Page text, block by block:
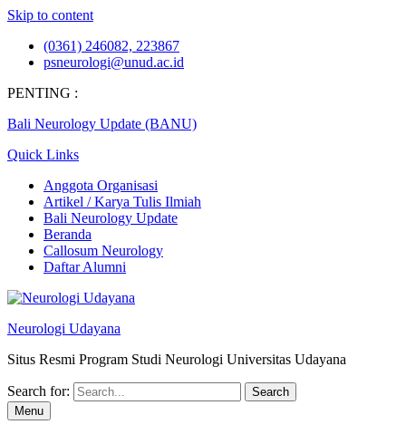
Skip to content
(0361) 246082, 223867
psneurologi@unud.ac.id
PENTING :
Bali Neurology Update (BANU)
Quick Links
Anggota Organisasi
Artikel / Karya Tulis Ilmiah
Bali Neurology Update
Beranda
Callosum Neurology
Daftar Alumni
Neurologi Udayana
Situs Resmi Program Studi Neurologi Universitas Udayana
Search for:
Menu